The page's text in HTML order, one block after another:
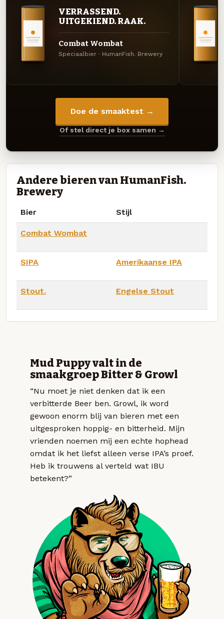
VERRASSEND.
UITGEKIEND. RAAK.
Combat Wombat
Speciaalbier · HumanFish. Brewery
Doe de smaaktest →
Of stel direct je box samen →
Andere bieren van HumanFish.
Brewery
Bier Stijl
Combat Wombat
SIPA Amerikaanse IPA
Stout. Engelse Stout
Mud Puppy valt in de
smaakgroep Bitter & Growl
“Nu moet je niet denken dat ik een
verbitterde Beer ben. Growl, ik word
gewoon enorm blij van bieren met een
uitgesproken hoppig- en bitterheid. Mijn
vrienden noemen mij een echte hophead
omdat ik het liefst alleen verse IPA’s proef.
Heb ik trouwens al verteld wat IBU
betekent?”